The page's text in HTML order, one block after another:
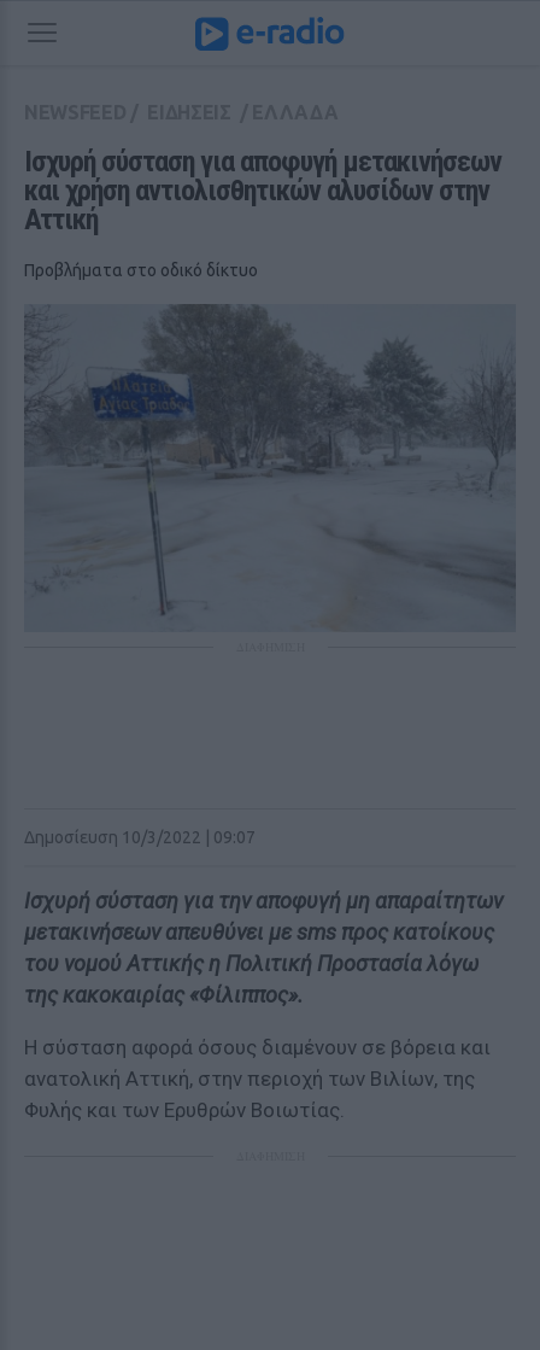
Ισχυρή σύσταση για αποφυγή μετακινήσεων
και χρήση αντιολισθητικών αλυσίδων στην
Αττική
Προβλήματα στο οδικό δίκτυο
Δημοσίευση 10/3/2022 | 09:07
Ισχυρή σύσταση για την αποφυγή μη απαραίτητων
μετακινήσεων απευθύνει με sms προς κατοίκους
του νομού Αττικής η Πολιτική Προστασία λόγω
της κακοκαιρίας «Φίλιππος».
Η σύσταση αφορά όσους διαμένουν σε βόρεια και
ανατολική Αττική, στην περιοχή των Βιλίων, της
Φυλής και των Ερυθρών Βοιωτίας.